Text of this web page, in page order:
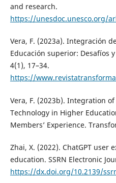
and research.
https://unesdoc.unesco.org/
Vera, F. (2023a). Integración
Educación superior: Desafíos
4(1), 17–34.
https://
Vera, F. (2023b). Integration
Technology in Higher
Members’ Experience.
Zhai, X. (2022). ChatGPT
education. SSRN Electronic
https://dx.doi.org/10.2139/